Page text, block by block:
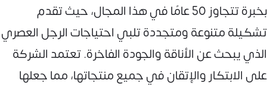
بخبرة تتجاوز 50 عامًا في هذا المجال، حيث تقدم
تشكيلة متنوعة ومتجددة تلبي احتياجات الرجل العصري
الذي يبحث عن الأناقة والجودة الفاخرة. تعتمد الشركة
على الابتكار والإتقان في جميع منتجاتها، مما جعلها